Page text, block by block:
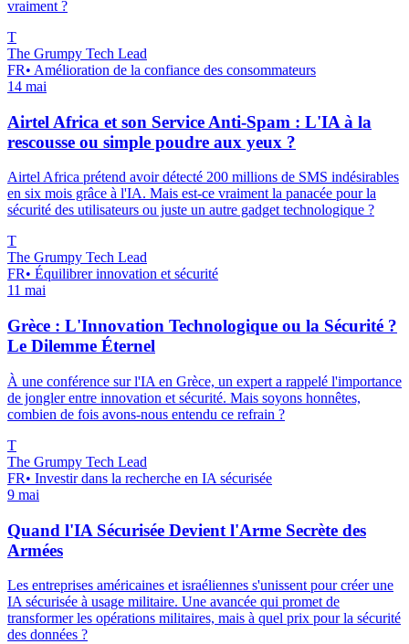
vraiment ?
T
The Grumpy Tech Lead
FR• Amélioration de la confiance des consommateurs
14 mai
Airtel Africa et son Service Anti-Spam : L'IA à la
rescousse ou simple poudre aux yeux ?
Airtel Africa prétend avoir détecté 200 millions de SMS indésirables
en six mois grâce à l'IA. Mais est-ce vraiment la panacée pour la
sécurité des utilisateurs ou juste un autre gadget technologique ?
T
The Grumpy Tech Lead
FR• Équilibrer innovation et sécurité
11 mai
Grèce : L'Innovation Technologique ou la Sécurité ?
Le Dilemme Éternel
À une conférence sur l'IA en Grèce, un expert a rappelé l'importance
de jongler entre innovation et sécurité. Mais soyons honnêtes,
combien de fois avons-nous entendu ce refrain ?
T
The Grumpy Tech Lead
FR• Investir dans la recherche en IA sécurisée
9 mai
Quand l'IA Sécurisée Devient l'Arme Secrète des
Armées
Les entreprises américaines et israéliennes s'unissent pour créer une
IA sécurisée à usage militaire. Une avancée qui promet de
transformer les opérations militaires, mais à quel prix pour la sécurité
des données ?